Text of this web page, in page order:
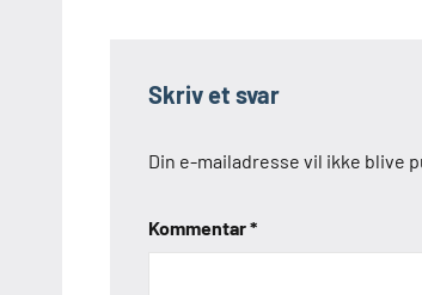
Skriv et svar
Din e-mailadresse vil ikke blive
Kommentar*